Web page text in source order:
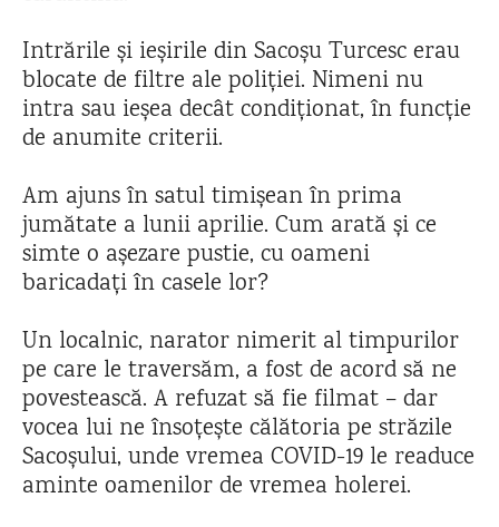
Intrările și ieșirile din Sacoșu Turcesc erau
blocate de filtre ale poliției. Nimeni nu
intra sau ieșea decât condiționat, în funcție
de anumite criterii.
Am ajuns în satul timișean în prima
jumătate a lunii aprilie. Cum arată și ce
simte o așezare pustie, cu oameni
baricadați în casele lor?
Un localnic, narator nimerit al timpurilor
pe care le traversăm, a fost de acord să ne
povestească. A refuzat să fie filmat – dar
vocea lui ne însoțește călătoria pe străzile
Sacoșului, unde vremea COVID-19 le readuce
aminte oamenilor de vremea holerei.